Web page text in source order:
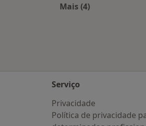
Mais (4)
Serviço
Privacidade
Política de privacidade